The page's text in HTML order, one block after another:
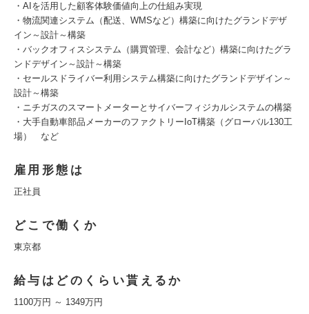
・AIを活用した顧客体験価値向上の仕組み実現
・物流関連システム（配送、WMSなど）構築に向けたグランドデザ
イン～設計～構築
・バックオフィスシステム（購買管理、会計など）構築に向けたグラ
ンドデザイン～設計～構築
・セールスドライバー利用システム構築に向けたグランドデザイン～
設計～構築
・ニチガスのスマートメーターとサイバーフィジカルシステムの構築
・大手自動車部品メーカーのファクトリーIoT構築（グローバル130工
場） など
雇用形態は
正社員
どこで働くか
東京都
給与はどのくらい貰えるか
1100万円 ～ 1349万円